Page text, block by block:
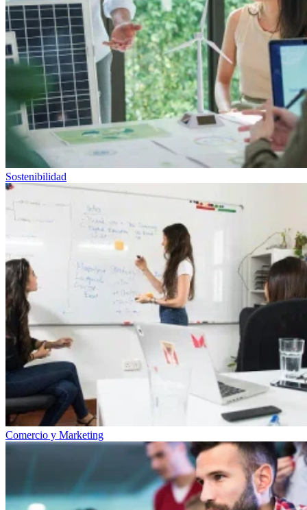
Sostenibilidad
Comercio y Marketing